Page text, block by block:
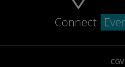
CGV